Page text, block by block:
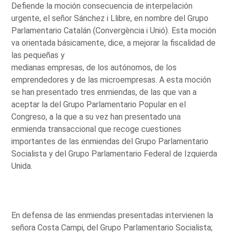
Defiende la moción consecuencia de interpelación
urgente, el señor Sánchez i Llibre, en nombre del Grupo
Parlamentario Catalán (Convergència i Unió). Esta moción
va orientada básicamente, dice, a mejorar la fiscalidad de
las pequeñas y
medianas empresas, de los autónomos, de los
emprendedores y de las microempresas. A esta moción
se han presentado tres enmiendas, de las que van a
aceptar la del Grupo Parlamentario Popular en el
Congreso, a la que a su vez han presentado una
enmienda transaccional que recoge cuestiones
importantes de las enmiendas del Grupo Parlamentario
Socialista y del Grupo Parlamentario Federal de Izquierda
Unida.
En defensa de las enmiendas presentadas intervienen la
señora Costa Campi, del Grupo Parlamentario Socialista;